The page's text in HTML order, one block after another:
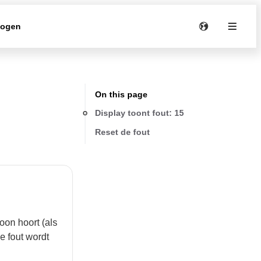
hoort (als
fout wordt
On this page
Display toont fout: 15
Reset de fout